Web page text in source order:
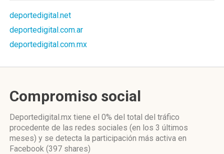
deportedigital.net
deportedigital.com.ar
deportedigital.com.mx
Compromiso social
Deportedigital.mx tiene el 0% del total del tráfico
procedente de las redes sociales (en los 3 últimos
meses) y se detecta la participación más activa en
Facebook (397 shares)